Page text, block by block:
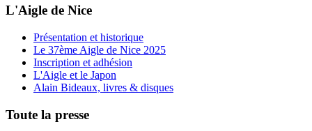
L'Aigle de Nice
Présentation et historique
Le 37ème Aigle de Nice 2025
Inscription et adhésion
L'Aigle et le Japon
Alain Bideaux, livres & disques
Toute la presse